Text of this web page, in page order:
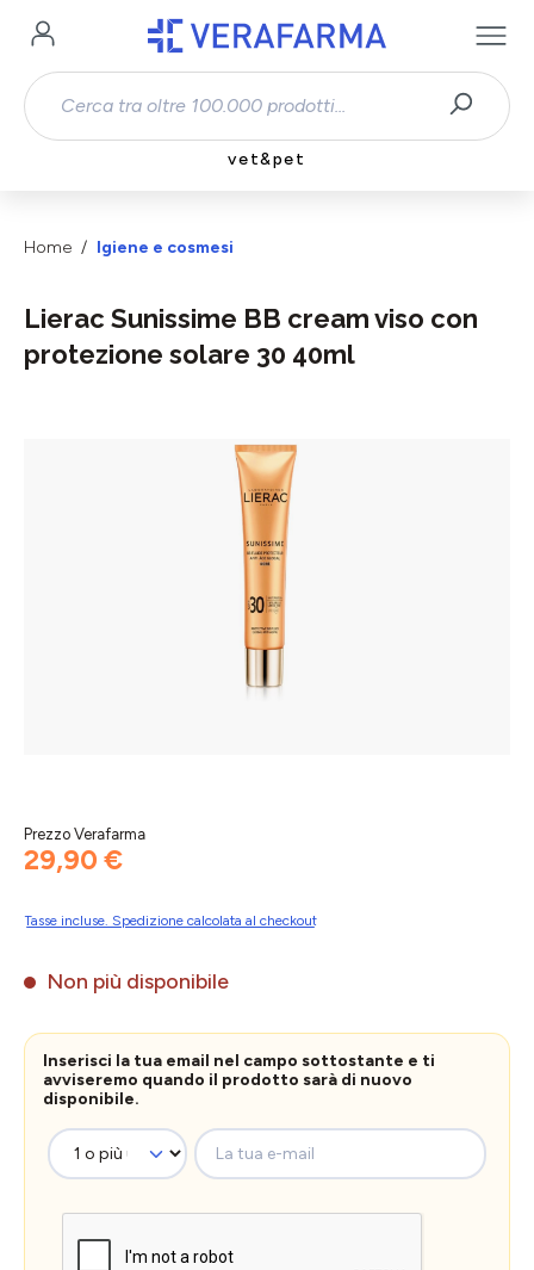
Passa al contenuto principale
vet&pet
Home Igiene e cosmesi
Lierac Sunissime BB cream viso con
protezione solare 30 40ml
Salta la galleria di immagini
Prezzo Verafarma
29,90 €
Tasse incluse. Spedizione calcolata al checkout
Non più disponibile
Inserisci la tua email nel campo sottostante e ti
avviseremo quando il prodotto sarà di nuovo
disponibile.
La tua e-mail